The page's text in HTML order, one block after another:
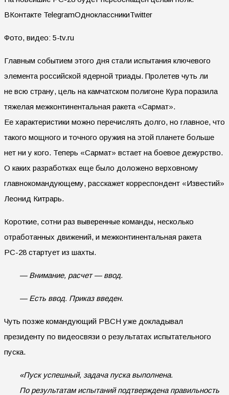
ВКонтакте TelegramОдноклассникиTwitter
Фото, видео: 5-tv.ru
Главным событием этого дня стали испытания ключевого
элемента российской ядерной триады. Пролетев чуть ли
не всю страну, цель на камчатском полигоне Кура поразила
тяжелая межконтинентальная ракета «Сармат».
Ее характеристики можно перечислять долго, но главное, что
такого мощного и точного оружия на этой планете больше
нет ни у кого. Теперь «Сармат» встает на боевое дежурство.
О каких разработках еще было доложено верховному
главнокомандующему, расскажет корреспондент «Известий»
Леонид Китрарь.
Короткие, сотни раз выверенные команды, несколько
отработанных движений, и межконтинентальная ракета
РС-28 стартует из шахты.
— Внимание, расчет — ввод.
— Есть ввод. Приказ введен.
Чуть позже командующий РВСН уже докладывал
президенту по видеосвязи о результатах испытательного
пуска.
«Пуск успешный, задача пуска выполнена.
По результатам испытаний подтверждена правильность